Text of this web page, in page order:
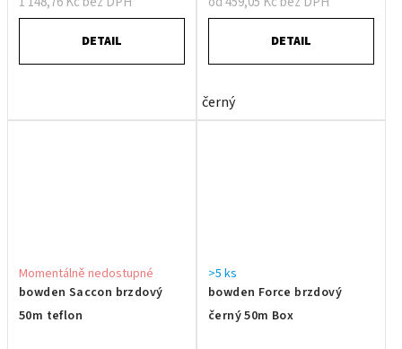
DETAIL DETAIL
černý
bowden Saccon brzdový
50m teflon
Momentálně nedostupné
bowden Force brzdový
černý 50m Box
>5 ks